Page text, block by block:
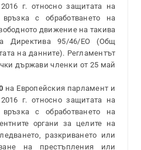
г. относно защитата на
с обработването на
движение на такива
Директива 95/46/ЕО (Общ
на данните). Регламентът
държави членки от 25 май
на Европейския парламент и
г. относно защитата на
с обработването на
органи за целите на
разкриването или
на престъпления или